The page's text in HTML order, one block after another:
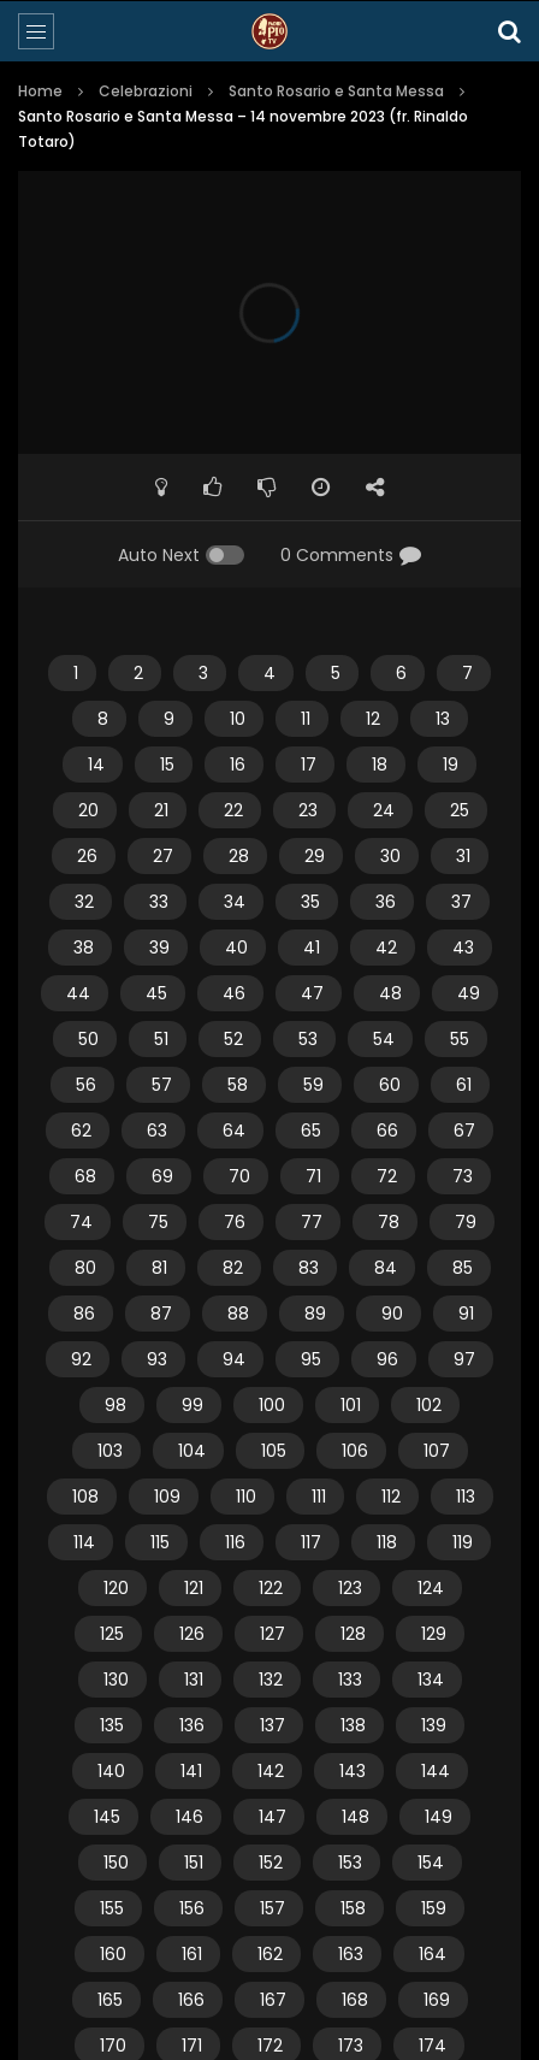
Home Celebrazioni
Santo Rosario e Santa Messa
Santo Rosario e Santa Messa – 14 novembre 2023 (fr. Rinaldo
Totaro)
Auto Next 0 Comments
1 2 3 4 5 6
7
8
9 10 11 12
13
14
15 16 17 18
19
20
21 22 23 24
25
26
27 28 29 30
31
32
33 34 35 36
37
38
39 40 41 42
43
44
45 46 47 48
49
50
51 52 53 54
55
56
57 58 59 60
61
62
63 64 65 66
67
68
69 70 71 72
73
74
75 76 77 78
79
80
81 82 83 84
85
86
87 88 89 90
91
92
93 94 95 96
97
98
99 100 101
102
103
104 105 106
107
108
109 110 111 112
113
114
115 116 117 118
119
120
121 122 123
124
125
126 127 128
129
130
131 132 133
134
135
136 137 138
139
140
141 142 143
144
145
146 147 148
149
150
151 152 153
154
155
156 157 158
159
160
161 162 163
164
165
166 167 168
169
170
171 172 173
174